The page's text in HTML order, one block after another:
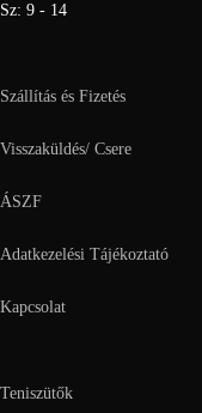
Sz: 9 - 14
Szállítás és Fizetés
Visszaküldés/ Csere
ÁSZF
Adatkezelési Tájékoztató
Kapcsolat
Teniszütők